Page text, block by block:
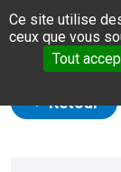
Panneau de
Ce site utilise
ceux que vous
Tout
Retour